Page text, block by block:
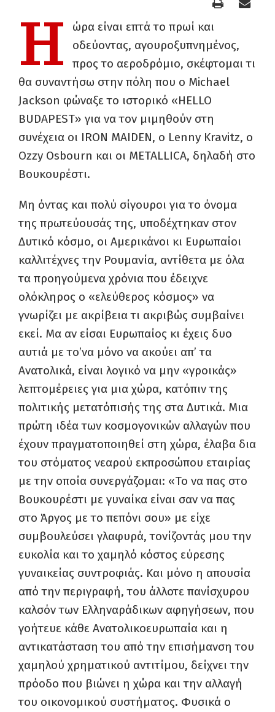
Η
ώρα είναι επτά το πρωί και
οδεύοντας, αγουροξυπνημένος,
προς το αεροδρόμιο, σκέφτομαι τι
θα συναντήσω στην πόλη που ο Michael
Jackson φώναξε το ιστορικό «ΗELLO
BUDAPEST» για να τον μιμηθούν στη
συνέχεια οι IRON MAIDEN, ο Lenny Kravitz, o
Ozzy Osbourn και οι METALLICA, δηλαδή στο
Βουκουρέστι.
Μη όντας και πολύ σίγουροι για το όνομα
της πρωτεύουσάς της, υποδέχτηκαν στον
Δυτικό κόσμο, οι Αμερικάνοι κι Ευρωπαίοι
καλλιτέχνες την Ρουμανία, αντίθετα με όλα
τα προηγούμενα χρόνια που έδειχνε
ολόκληρος ο «ελεύθερος κόσμος» να
γνωρίζει με ακρίβεια τι ακριβώς συμβαίνει
εκεί. Μα αν είσαι Ευρωπαίος κι έχεις δυο
αυτιά με το’να μόνο να ακούει απ’ τα
Ανατολικά, είναι λογικό να μην «γροικάς»
λεπτομέρειες για μια χώρα, κατόπιν της
πολιτικής μετατόπισής της στα Δυτικά. Μια
πρώτη ιδέα των κοσμογονικών αλλαγών που
έχουν πραγματοποιηθεί στη χώρα, έλαβα δια
του στόματος νεαρού εκπροσώπου εταιρίας
με την οποία συνεργάζομαι: «Το να πας στο
Βουκουρέστι με γυναίκα είναι σαν να πας
στο Άργος με το πεπόνι σου» με είχε
συμβουλεύσει γλαφυρά, τονίζοντάς μου την
ευκολία και το χαμηλό κόστος εύρεσης
γυναικείας συντροφιάς. Και μόνο η απουσία
από την περιγραφή, του άλλοτε πανίσχυρου
καλσόν των Ελληναράδικων αφηγήσεων, που
γοήτευε κάθε Ανατολικοευρωπαία και η
αντικατάσταση του από την επισήμανση του
χαμηλού χρηματικού αντιτίμου, δείχνει την
πρόοδο που βιώνει η χώρα και την αλλαγή
του οικονομικού συστήματος. Φυσικά ο